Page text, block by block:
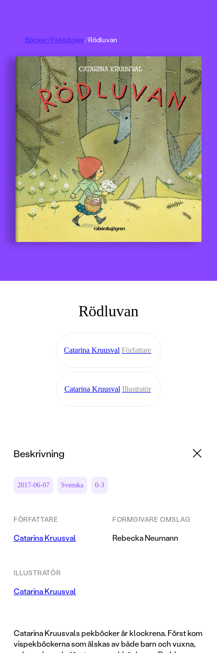
Rödluvan
Catarina Kruusval Författare
Catarina Kruusval Illustratör
Böcker/Pekböcker/Rödluvan
Beskrivning
2017-06-07 Svenska 0-3
FÖRFATTARE
Catarina Kruusval
ILLUSTRATÖR
Catarina Kruusval
FORMGIVARE OMSLAG
Rebecka Neumann
Catarina Kruusvals pekböcker är klockrena. Först kom
vispekböckerna som älskas av både barn och vuxna,